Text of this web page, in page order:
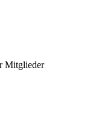
Mitglieder